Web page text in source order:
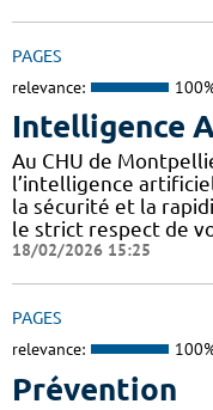
PAGES
relevance:
Intelligence
Au CHU de
l’intelligence
la sécurité et la
le strict respect de
18/02/2026 15:25
PAGES
relevance:
Prévention